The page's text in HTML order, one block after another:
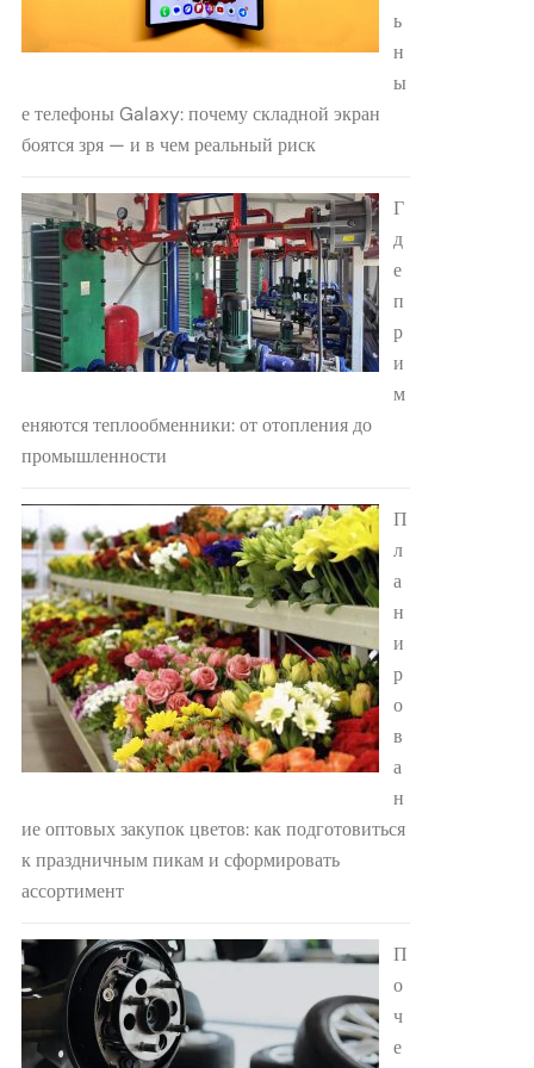
ь
н
ы
е телефоны Galaxy: почему складной экран
боятся зря — и в чем реальный риск
Г
д
е
п
р
и
м
еняются теплообменники: от отопления до
промышленности
П
л
а
н
и
р
о
в
а
н
ие оптовых закупок цветов: как подготовиться
к праздничным пикам и сформировать
ассортимент
П
о
ч
е